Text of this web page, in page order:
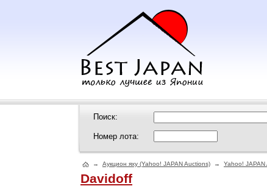
Поиск:
Номер лота:
→ Аукцион яху (Yahoo! JAPAN Auctions) → Yahoo! JAPAN
Davidoff